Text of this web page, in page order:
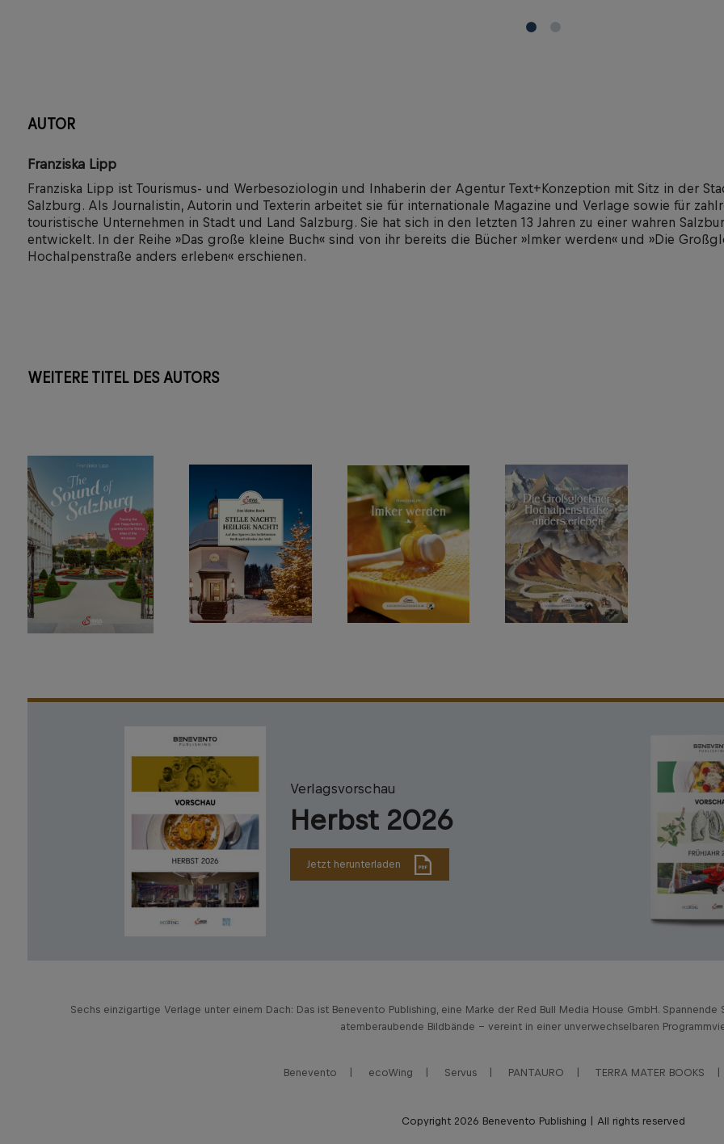
AUTOR
Franziska Lipp
Franziska Lipp ist Tourismus- und Werbesoziologin und Inhaberin der Agentur Text+Konzeption mit Sitz in der
Salzburg. Als Journalistin, Autorin und Texterin arbeitet sie für internationale Magazine und Verlage sowie für
touristische Unternehmen in Stadt und Land Salzburg. Sie hat sich in den letzten 13 Jahren zu einer wahren
entwickelt. In der Reihe »Das große kleine Buch« sind von ihr bereits die Bücher »Imker werden« und »Die
Hochalpenstraße anders erleben« erschienen.
WEITERE TITEL DES AUTORS
Verlagsvorschau
Herbst 2026
Jetzt herunterladen
Sechs einzigartige Verlage unter einem Dach: Das ist Benevento Publishing, eine Marke der Red Bull Media House GmbH.
atemberaubende Bildbände – vereint in einer unverwechselbaren
Benevento ecoWing Servus PANTAURO TERRA MATER BOOKS
Copyright 2026 Benevento Publishing | All rights reserved